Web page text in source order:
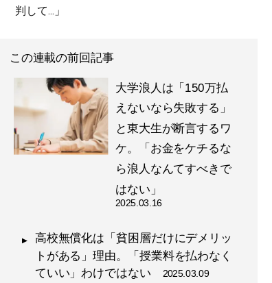
記事一覧へ
判して...」
この連載の前回記事
大学浪人は「150万払
えないなら失敗する」
と東大生が断言するワ
ケ。「お金をケチるな
ら浪人なんてすべきで
はない」
2025.03.16
高校無償化は「貧困層だけにデメリッ
トがある」理由。「授業料を払わなく
ていい」わけではない 2025.03.09